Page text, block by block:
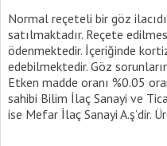
Normal reçeteli bir göz
satılmaktadır. Reçete
ödenmektedir. İçeriğinde
edebilmektedir. Göz
Etken madde oranı %0.05
sahibi Bilim İlaç Sanayi ve
ise Mefar İlaç Sanayi A.ş’dir.